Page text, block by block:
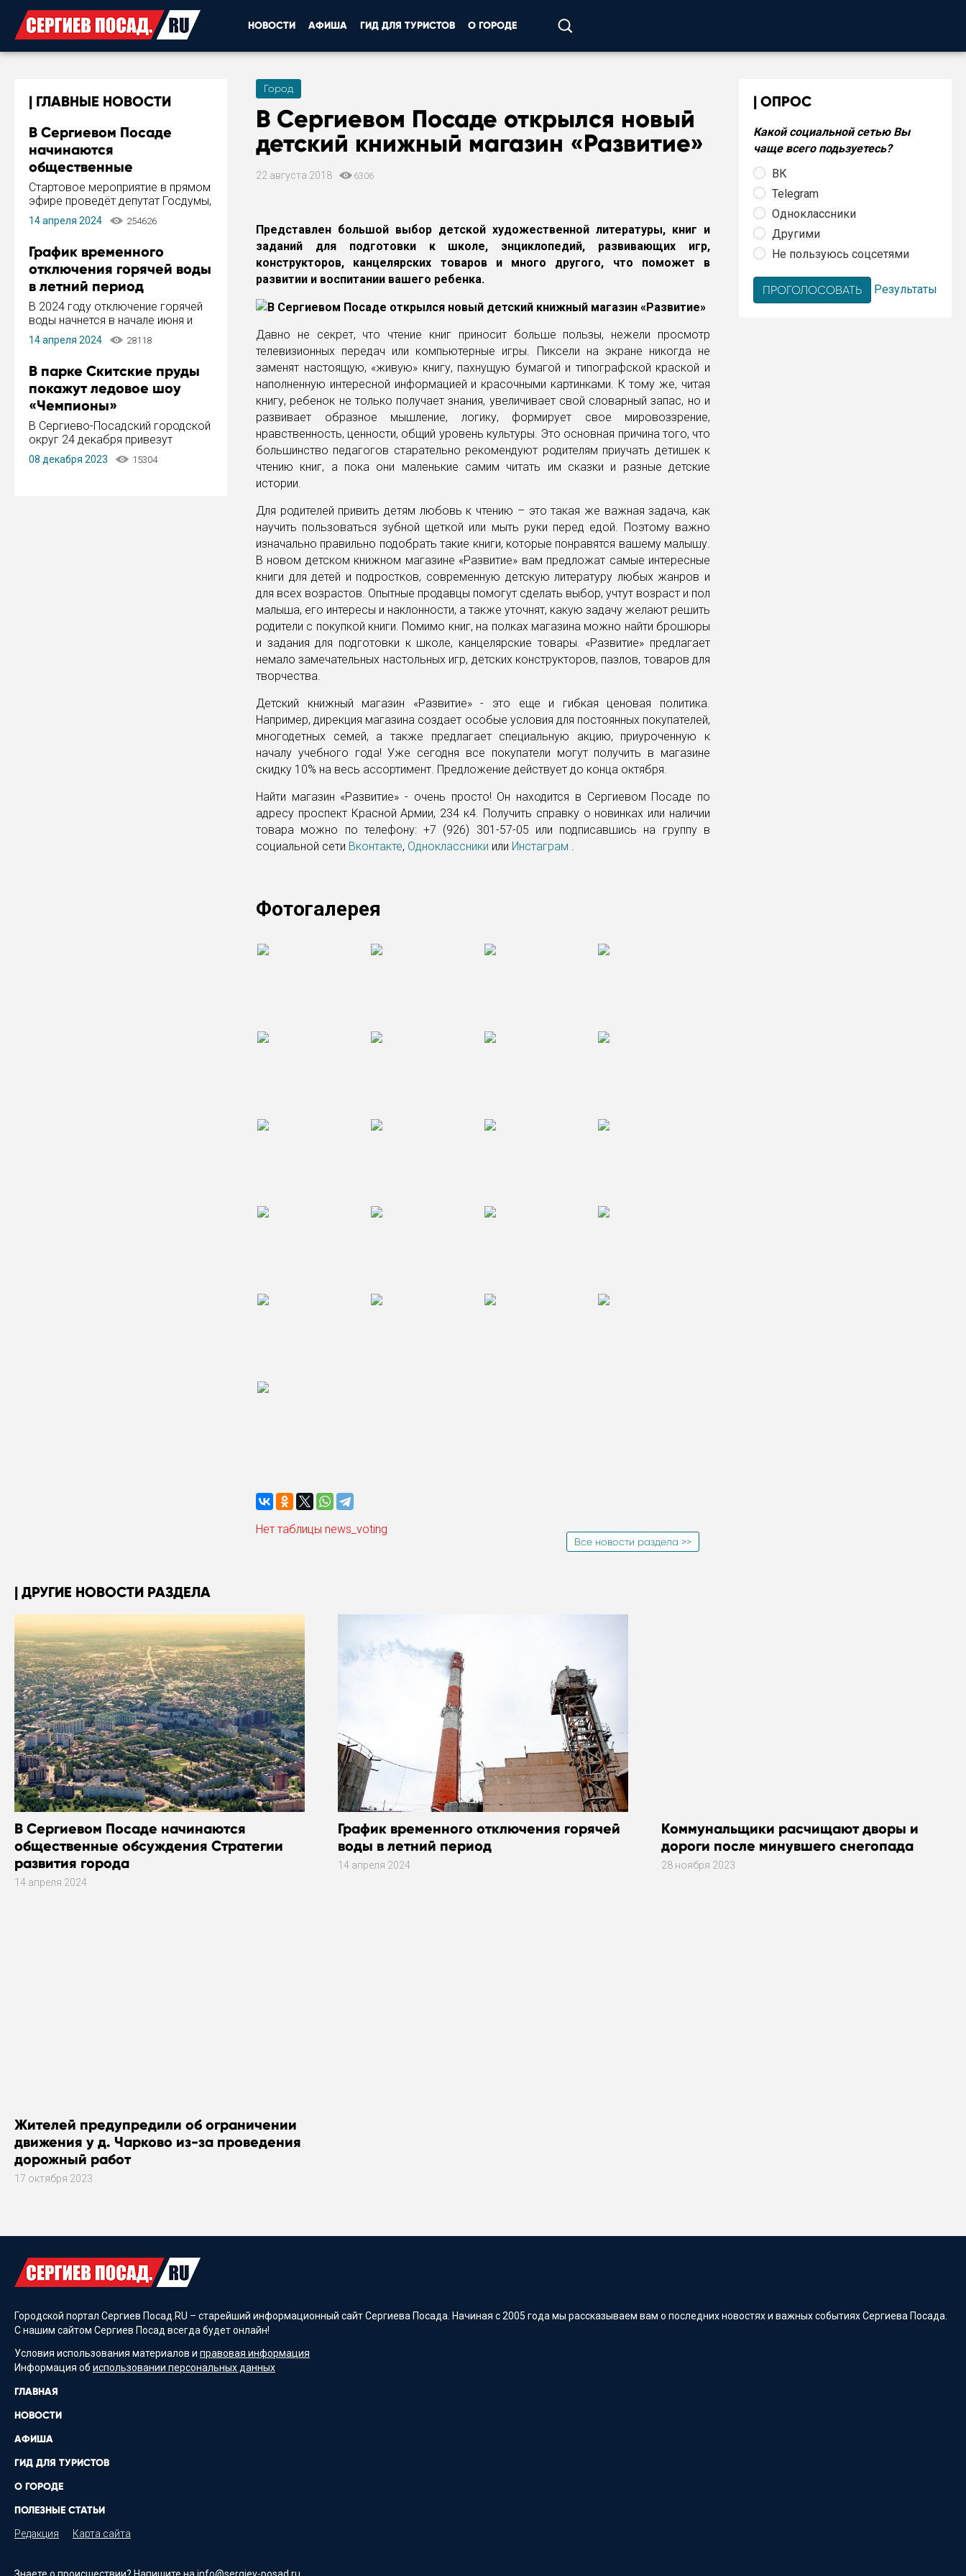
НОВОСТИ АФИША ГИД ДЛЯ ТУРИСТОВ О ГОРОДЕ
ГЛАВНЫЕ НОВОСТИ
В Сергиевом Посаде
начинаются
общественные
обсуждения Стратегии
развития города
Стартовое мероприятие в прямом
эфире проведёт депутат Госдумы,
инициатор и автор Концепции
развития Сергиева Посада и
Пахомов.
14 апреля 2024 254626
График временного
отключения горячей воды
в летний период
В 2024 году отключение горячей
воды начнется в начале июня и
завершится в конце августа.
Период отключения составит не
14 апреля 2024 28118
В парке Скитские пруды
покажут ледовое шоу
«Чемпионы»
В Сергиево-Посадский городской
округ 24 декабря привезут
ледовый тур «Чемпионы»
заслуженного мастера спорта,
08 декабря 2023 15304
Город
В Сергиевом Посаде открылся новый
детский книжный магазин «Развитие»
22 августа 2018 6306
Представлен большой выбор детской художественной литературы, книг и
заданий для подготовки к школе, энциклопедий, развивающих игр,
конструкторов, канцелярских товаров и много другого, что поможет в
развитии и воспитании вашего ребенка.
Давно не секрет, что чтение книг приносит больше пользы, нежели просмотр
телевизионных передач или компьютерные игры. Пиксели на экране никогда не
заменят настоящую, «живую» книгу, пахнущую бумагой и типографской краской и
наполненную интересной информацией и красочными картинками. К тому же, читая
книгу, ребенок не только получает знания, увеличивает свой словарный запас, но и
развивает образное мышление, логику, формирует свое мировоззрение,
нравственность, ценности, общий уровень культуры. Это основная причина того, что
большинство педагогов старательно рекомендуют родителям приучать детишек к
чтению книг, а пока они маленькие самим читать им сказки и разные детские
истории.
Для родителей привить детям любовь к чтению – это такая же важная задача, как
научить пользоваться зубной щеткой или мыть руки перед едой. Поэтому важно
изначально правильно подобрать такие книги, которые понравятся вашему малышу.
В новом детском книжном магазине «Развитие» вам предложат самые интересные
книги для детей и подростков, современную детскую литературу любых жанров и
для всех возрастов. Опытные продавцы помогут сделать выбор, учтут возраст и пол
малыша, его интересы и наклонности, а также уточнят, какую задачу желают решить
родители с покупкой книги. Помимо книг, на полках магазина можно найти брошюры
и задания для подготовки к школе, канцелярские товары. «Развитие» предлагает
немало замечательных настольных игр, детских конструкторов, пазлов, товаров для
творчества.
Детский книжный магазин «Развитие» - это еще и гибкая ценовая политика.
Например, дирекция магазина создает особые условия для постоянных покупателей,
многодетных семей, а также предлагает специальную акцию, приуроченную к
началу учебного года! Уже сегодня все покупатели могут получить в магазине
скидку 10% на весь ассортимент. Предложение действует до конца октября.
Найти магазин «Развитие» - очень просто! Он находится в Сергиевом Посаде по
адресу проспект Красной Армии, 234 к4. Получить справку о новинках или наличии
товара можно по телефону: +7 (926) 301-57-05 или подписавшись на группу в
социальной сети Вконтакте, Одноклассники или Инстаграм .
Фотогалерея
Нет таблицы news_voting
Все новости раздела >>
ОПРОС
Какой социальной сетью Вы
чаще всего подьзуетесь?
ВК
Telegram
Одноклассники
Другими
Не пользуюсь соцсетями
Результаты
ДРУГИЕ НОВОСТИ РАЗДЕЛА
В Сергиевом Посаде начинаются
общественные обсуждения Стратегии
развития города
14 апреля 2024
График временного отключения горячей
воды в летний период
14 апреля 2024
Коммунальщики расчищают дворы и
дороги после минувшего снегопада
28 ноября 2023
Жителей предупредили об ограничении
движения у д. Чарково из-за проведения
дорожный работ
17 октября 2023
Городской портал Сергиев Посад.RU – старейший информационный сайт Сергиева Посада. Начиная с 2005 года мы рассказываем вам о последних новостях и важных событиях Сергиева Посада.
С нашим сайтом Сергиев Посад всегда будет онлайн!
Условия использования материалов и правовая информация
Информация об использовании персональных данных
ГЛАВНАЯ
НОВОСТИ
АФИША
ГИД ДЛЯ ТУРИСТОВ
О ГОРОДЕ
ПОЛЕЗНЫЕ СТАТЬИ
Редакция Карта сайта